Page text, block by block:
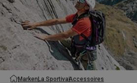
MarkenLa SportivaAccessoires